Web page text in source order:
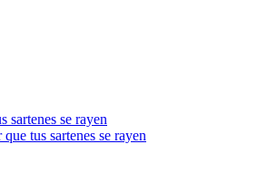
tus sartenes se rayen